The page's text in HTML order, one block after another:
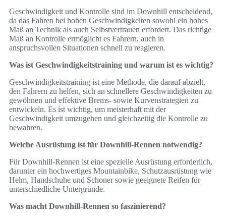
Geschwindigkeit und Kontrolle sind im Downhill entscheidend,
da das Fahren bei hohen Geschwindigkeiten sowohl ein hohes
Maß an Technik als auch Selbstvertrauen erfordert. Das richtige
Maß an Kontrolle ermöglicht es Fahrern, auch in
anspruchsvollen Situationen schnell zu reagieren.
Was ist Geschwindigkeitstraining und warum ist es wichtig?
Geschwindigkeitstraining ist eine Methode, die darauf abzielt,
den Fahrern zu helfen, sich an schnellere Geschwindigkeiten zu
gewöhnen und effektive Brems- sowie Kurvenstrategien zu
entwickeln. Es ist wichtig, um meisterhaft mit der
Geschwindigkeit umzugehen und gleichzeitig die Kontrolle zu
bewahren.
Welche Ausrüstung ist für Downhill-Rennen notwendig?
Für Downhill-Rennen ist eine spezielle Ausrüstung erforderlich,
darunter ein hochwertiges Mountainbike, Schutzausrüstung wie
Helm, Handschuhe und Schoner sowie geeignete Reifen für
unterschiedliche Untergründe.
Was macht Downhill-Rennen so faszinierend?